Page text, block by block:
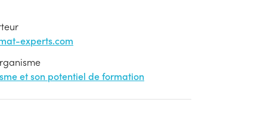
experts.com
et son potentiel de formation